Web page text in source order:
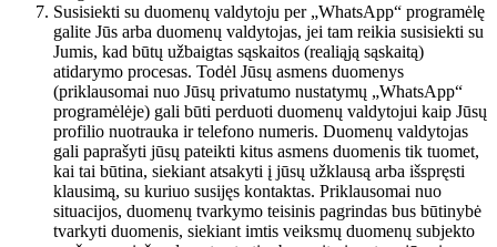
Susisiekti su duomenų valdytoju per „WhatsApp“ programėlę
galite Jūs arba duomenų valdytojas, jei tam reikia susisiekti su
Jumis, kad būtų užbaigtas sąskaitos (realiąją sąskaitą)
atidarymo procesas. Todėl Jūsų asmens duomenys
(priklausomai nuo Jūsų privatumo nustatymų „WhatsApp“
programėlėje) gali būti perduoti duomenų valdytojui kaip Jūsų
profilio nuotrauka ir telefono numeris. Duomenų valdytojas
gali paprašyti jūsų pateikti kitus asmens duomenis tik tuomet,
kai tai būtina, siekiant atsakyti į jūsų užklausą arba išspręsti
klausimą, su kuriuo susijęs kontaktas. Priklausomai nuo
situacijos, duomenų tvarkymo teisinis pagrindas bus būtinybė
tvarkyti duomenis, siekiant imtis veiksmų duomenų subjekto